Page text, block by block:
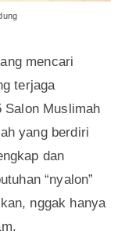
mencari
terjaga
Muslimah
yang berdiri
dan
“nyalon”
nggak hanya